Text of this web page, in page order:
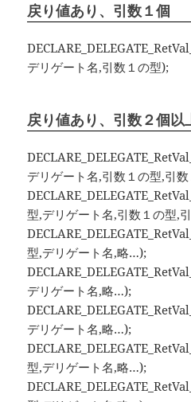
戻り値あり、引数１個
デリゲート名,引数１の型);
戻り値あり、引数２個以
デリゲート名,引数１の型,引
型,デリゲート名,引数１の型,
型,デリゲート名,略…);
デリゲート名,略…);
デリゲート名,略…);
型,デリゲート名,略…);